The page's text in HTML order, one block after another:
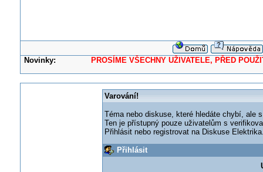
Novinky: PROSÍME VŠECHNY UŽIVATELE, PŘED
Varování!
Téma nebo diskuse, které hledáte chybí, ale
Ten je přístupný pouze uživatelům s
Přihlásit nebo registrovat na Diskuse
Přihlásit